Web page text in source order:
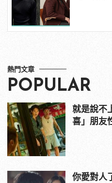
熱門文章
POPULAR
就是說不
喜」朋友
你愛對人